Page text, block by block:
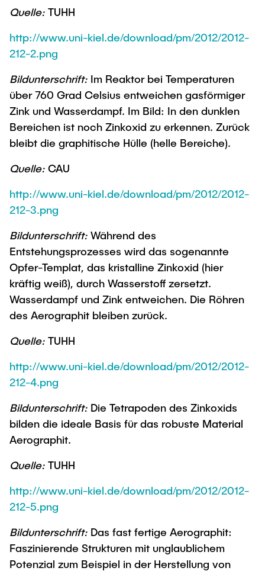
Quelle: TUHH
http://www.uni-kiel.de/download/pm/2012/2012-
212-2.png
Bildunterschrift: Im Reaktor bei Temperaturen
über 760 Grad Celsius entweichen gasförmiger
Zink und Wasserdampf. Im Bild: In den dunklen
Bereichen ist noch Zinkoxid zu erkennen. Zurück
bleibt die graphitische Hülle (helle Bereiche).
Quelle: CAU
http://www.uni-kiel.de/download/pm/2012/2012-
212-3.png
Bildunterschrift: Während des
Entstehungsprozesses wird das sogenannte
Opfer-Templat, das kristalline Zinkoxid (hier
kräftig weiß), durch Wasserstoff zersetzt.
Wasserdampf und Zink entweichen. Die Röhren
des Aerographit bleiben zurück.
Quelle: TUHH
http://www.uni-kiel.de/download/pm/2012/2012-
212-4.png
Bildunterschrift: Die Tetrapoden des Zinkoxids
bilden die ideale Basis für das robuste Material
Aerographit.
Quelle: TUHH
http://www.uni-kiel.de/download/pm/2012/2012-
212-5.png
Bildunterschrift: Das fast fertige Aerographit:
Faszinierende Strukturen mit unglaublichem
Potenzial zum Beispiel in der Herstellung von